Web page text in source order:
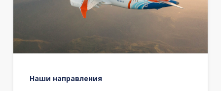
Наши направления